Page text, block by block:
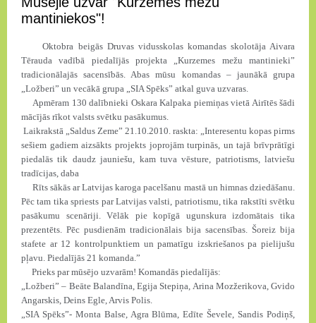
mantiniekos"!
Oktobra beigās Druvas vidusskolas komandas skolotāja Aivara
Tērauda vadībā piedalījās projekta „Kurzemes mežu mantinieki”
tradicionālajās sacensībās. Abas mūsu komandas – jaunākā grupa
„Ložberi” un vecākā grupa „SIA Spēks” atkal guva uzvaras.
Apmēram 130 dalībnieki Oskara Kalpaka piemiņas vietā Airītēs šādi
mācījās rīkot valsts svētku pasākumus.
Laikrakstā „Saldus Zeme” 21.10.2010. raskta: „Interesentu kopas pirms
sešiem gadiem aizsākts projekts joprojām turpinās, un tajā brīvprātīgi
piedalās tik daudz jauniešu, kam tuva vēsture, patriotisms, latviešu
tradīcijas, daba
Rīts sākās ar Latvijas karoga pacelšanu mastā un himnas dziedāšanu.
Pēc tam tika spriests par Latvijas valsti, patriotismu, tika rakstīti svētku
pasākumu scenāriji. Vēlāk pie kopīgā ugunskura izdomātais tika
prezentēts. Pēc pusdienām tradicionālais bija sacensības. Šoreiz bija
stafete ar 12 kontrolpunktiem un pamatīgu izskriešanos pa pielijušu
pļavu. Piedalījās 21 komanda.”
Prieks par mūsējo uzvarām! Komandās piedalījās:
„Ložberi” – Beāte Balandīna, Egija Stepiņa, Arina Mozžerikova, Gvido
Angarskis, Deins Egle, Arvis Polis.
„SIA Spēks”- Monta Balse, Agra Blūma, Edīte Ševele, Sandis Podiņš,